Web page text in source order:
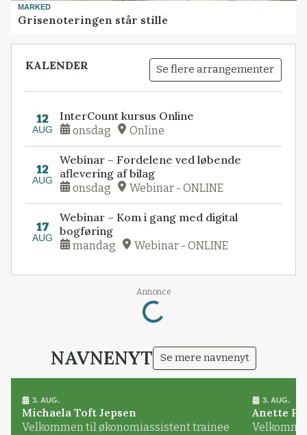
MARKED
Grisenoteringen står stille
KALENDER Se flere arrangementer
12
AUG
InterCount kursus Online
onsdag Online
12
AUG
Webinar – Fordelene ved løbende
aflevering af bilag
onsdag Webinar - ONLINE
17
AUG
Webinar – Kom i gang med digital
bogføring
mandag Webinar - ONLINE
Annonce
Loading...
NAVNENYT Se mere navnenyt
3. AUG.
Michaela Toft Jepsen
Velkommen til økonomiassistent trainee
3. AUG.
Anette